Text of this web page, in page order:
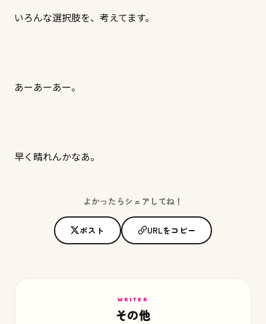
いろんな選択肢を、考えてます。
あーあーあー。
早く晴れんかなあ。
よかったらシェアしてね！
ポスト URLをコピー
WRITER
その他